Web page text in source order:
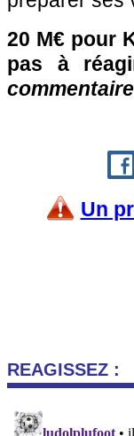
20 M€ pour
pas à
commentaire
Un
REAGISSEZ :